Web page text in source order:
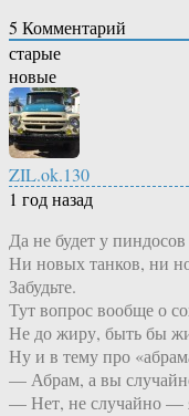
5 Комментарий
старые
новые
ZIL.ok.130
1 год назад
Да не будет у
Ни новых танков, ни
Забудьте.
Тут вопрос вообще о
Не до жиру, быть бы
Ну и в тему про
— Абрам, а вы
— Нет, не случайно —